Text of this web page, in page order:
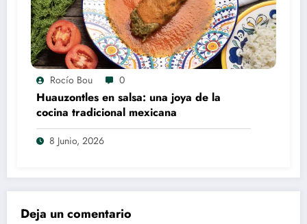
Rocío Bou 0
Huauzontles en salsa: una joya de la
cocina tradicional mexicana
8 Junio, 2026
Deja un comentario